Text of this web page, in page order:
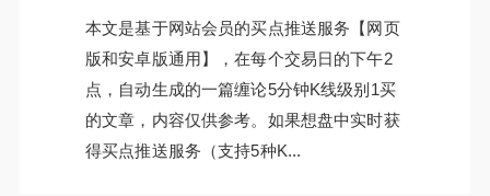
本文是基于网站会员的买点推送服务【网页
版和安卓版通用】，在每个交易日的下午2
点，自动生成的一篇缠论5分钟K线级别1买
的文章，内容仅供参考。如果想盘中实时获
得买点推送服务（支持5种K...